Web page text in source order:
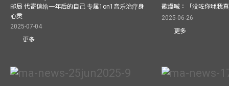
邮局 代寄信给一年后的自己 专属1on1音乐治疗身
心灵
2025-07-04
更多
歌爆喊：「没咗你哋我
2025-06-26
更多